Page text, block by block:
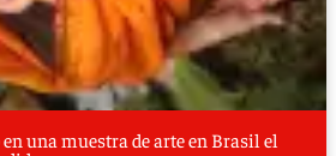
una muestra de arte en Brasil el